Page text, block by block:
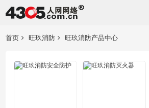
首页 旺玖消防 旺玖消防产品中心